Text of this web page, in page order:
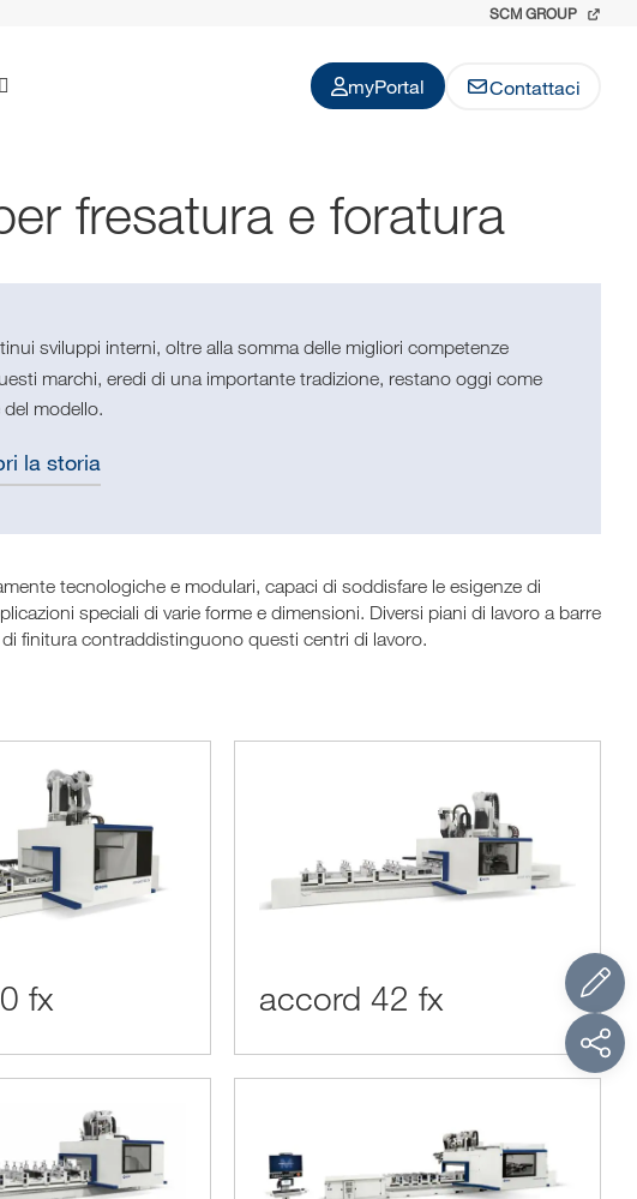
SCM GROUP
myPortal Contattaci
fresatura e foratura
sviluppi interni, oltre alla somma delle migliori competenze
marchi, eredi di una importante tradizione, restano oggi come
del modello.
la storia
tecnologiche e modulari, capaci di soddisfare le esigenze di
speciali di varie forme e dimensioni. Diversi piani di lavoro a barre
finitura contraddistinguono questi centri di lavoro.
fx accord 42 fx